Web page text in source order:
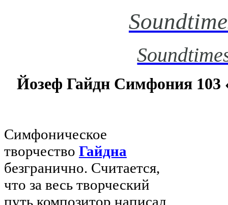
Йозеф Гайдн Симфония 103
Симфоническое
творчество Гайдна
безгранично. Считается,
что за весь творческий
путь композитор написал